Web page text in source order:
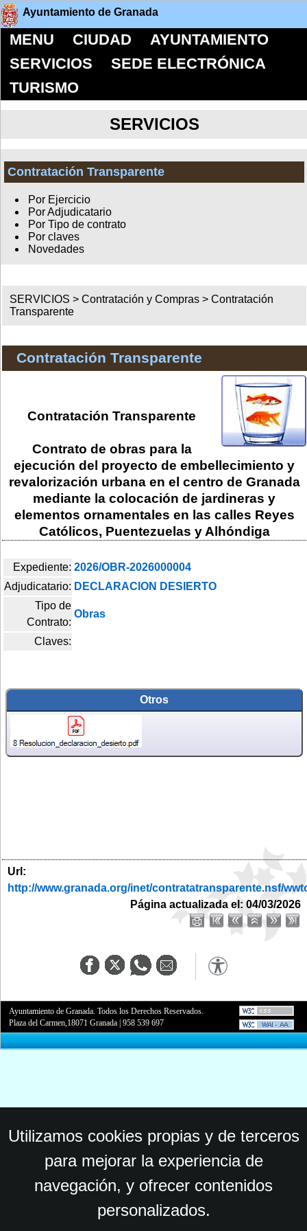
Ayuntamiento de Granada
MENU CIUDAD
AYUNTAMIENTO
SERVICIOS
SEDE ELECTRÓNICA
TURISMO
SERVICIOS
Contratación Transparente
Por Ejercicio
Por Adjudicatario
Por Tipo de contrato
Por claves
Novedades
SERVICIOS >Contratación y Compras >Contratación
Transparente
Contratación Transparente
Contratación Transparente
Contrato de obras para la
ejecución del proyecto de embellecimiento y
revalorización urbana en el centro de Granada
mediante la colocación de jardineras y
elementos ornamentales en las calles Reyes
Católicos, Puentezuelas y Alhóndiga
Expediente: 2026/OBR-2026000004
Adjudicatario: DECLARACION DESIERTO
Tipo de
Contrato:
Obras
Claves:
Otros
Url:
http://www.granada.org/inet/contratatransparente.nsf/
Página actualizada el: 04/03/2026
Ayuntamiento de Granada. Todos los Derechos Reservados.
Plaza del Carmen,18071 Granada |958 539 697
Utilizamos cookies propias y de terceros
para mejorar la experiencia de
navegación, y ofrecer contenidos
personalizados.